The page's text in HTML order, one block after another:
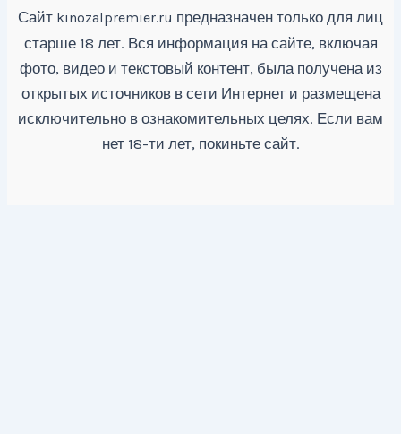
Сайт kinozalpremier.ru предназначен только для лиц
старше 18 лет. Вся информация на сайте, включая
фото, видео и текстовый контент, была получена из
открытых источников в сети Интернет и размещена
исключительно в ознакомительных целях. Если вам
нет 18-ти лет, покиньте сайт.